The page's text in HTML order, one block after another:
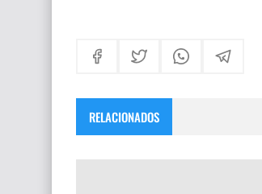
RELACIONADOS